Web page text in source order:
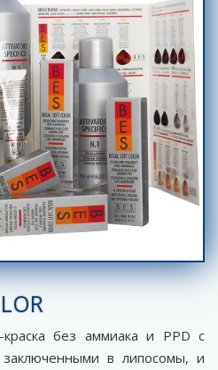
краска без аммиака и PPD с
в липосомы, и